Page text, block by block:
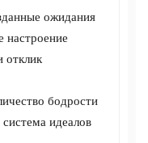
ожидания
настроение
отклик
бодрости
идеалов